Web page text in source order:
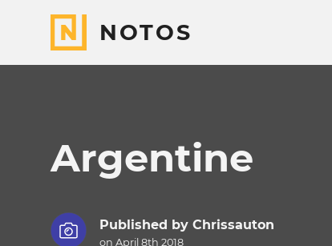
NOTOS
Argentine
Published by Chrissauton
on April 8th 2018